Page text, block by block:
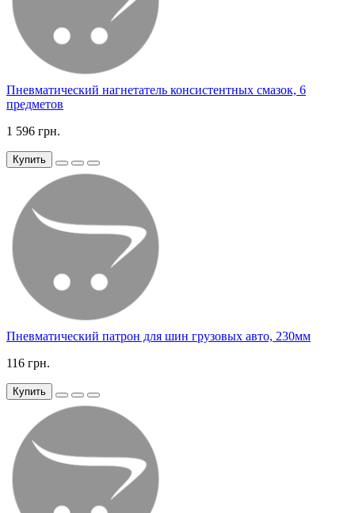
Пневматический нагнетатель консистентных смазок, 6
предметов
1 596 грн.
Купить
Пневматический патрон для шин грузовых авто, 230мм
116 грн.
Купить